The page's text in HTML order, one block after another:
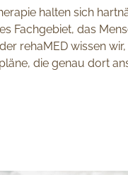
halten sich
Fachgebiet, das
rehaMED wissen
die genau dort